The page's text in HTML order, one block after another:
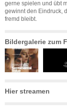
gerne spielen und übt
gewinnt den Eindruck,
fremd bleibt.
Bildergalerie zum
Hier streamen